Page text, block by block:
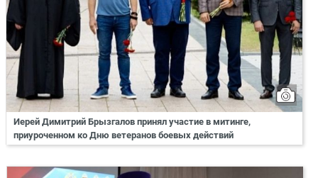
Иерей Димитрий Брызгалов принял участие в митинге,
приуроченном ко Дню ветеранов боевых действий